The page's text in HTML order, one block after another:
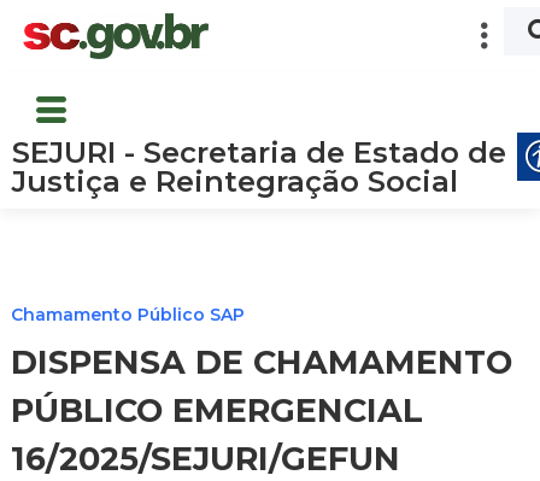
SEJURI - Secretaria de Estado de
Justiça e Reintegração Social
Chamamento Público SAP
DISPENSA DE CHAMAMENTO
PÚBLICO EMERGENCIAL
16/2025/SEJURI/GEFUN